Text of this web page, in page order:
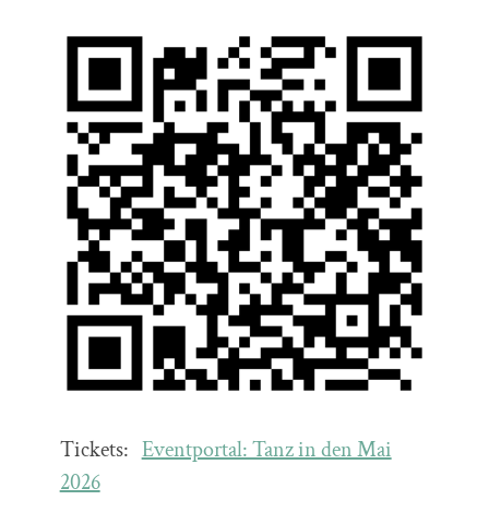
Tickets:Eventportal: Tanz in den Mai
2026